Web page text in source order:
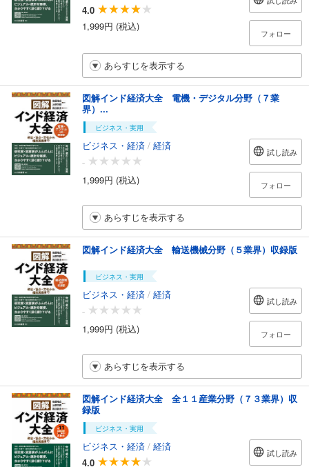
4.0
1,999円 (税込)
フォロー
あらすじを表示する
図解インド経済大全 電機・デジタル分野（７業
界）...
ビジネス・実用
ビジネス・経済 / 経済
-
1,999円 (税込)
試し読み
フォロー
あらすじを表示する
図解インド経済大全 輸送機械分野（５業界）収録版
ビジネス・実用
ビジネス・経済 / 経済
-
1,999円 (税込)
試し読み
フォロー
あらすじを表示する
図解インド経済大全 全１１産業分野（７３業界）収
録版
ビジネス・実用
ビジネス・経済 / 経済
4.0
試し読み